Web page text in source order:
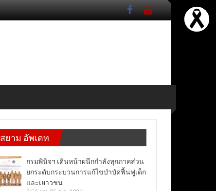
สยาม อัพเดท
กรมพินิจฯ เดินหน้าผนึกกำลังทุกภาคส่วน
ยกระดับกระบวนการแก้ไขบำบัดฟื้นฟูเด็ก
และเยาวชน